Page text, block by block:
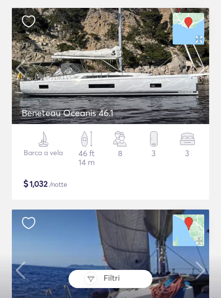
Filtri
Beneteau Oceanis 46.1
Barca a vela
46 ft
14 m
8 3 3
$1,032/notte